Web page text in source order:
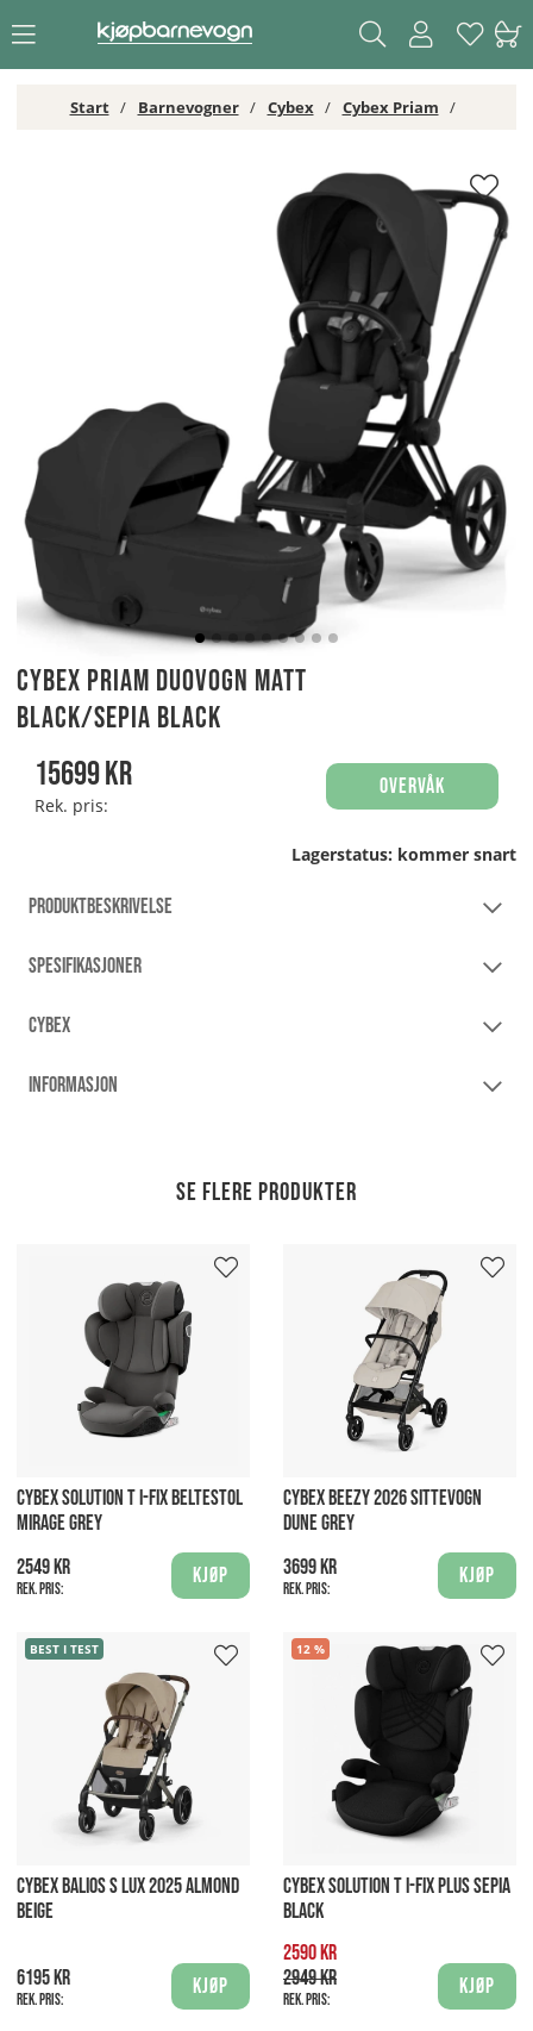
Start Barnevogner Cybex Cybex Priam
Cybex Priam Duovogn Matt Black/Sepia Black
Cybex Priam Duovogn Matt
Black/Sepia Black
15699kr
Rek. pris:
Overvåk
Lagerstatus: kommer snart
PRODUKTBESKRIVELSE
SPESIFIKASJONER
CYBEX
INFORMASJON
Se flere produkter
CYBEX SOLUTION T I-FIX BELTESTOL
MIRAGE GREY
2549 kr
Rek. pris:
Kjøp
CYBEX BEEZY 2026 SITTEVOGN
DUNE GREY
3699 kr
Rek. pris:
Kjøp
BEST I TEST
CYBEX BALIOS S LUX 2025 ALMOND
BEIGE
6195 kr
Rek. pris:
Kjøp
12
CYBEX SOLUTION T I-FIX PLUS SEPIA
BLACK
2590 kr
2949 kr
Rek. pris:
Kjøp